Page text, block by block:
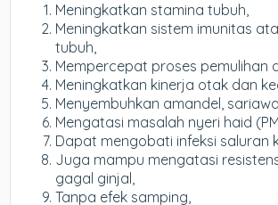
Meningkatkan stamina tubuh,
Meningkatkan sistem imunitas
tubuh,
Mempercepat proses pemulihan
Meningkatkan kinerja otak dan
Menyembuhkan amandel,
Mengatasi masalah nyeri haid
Dapat mengobati infeksi saluran
Juga mampu mengatasi
gagal ginjal,
Tanpa efek samping,